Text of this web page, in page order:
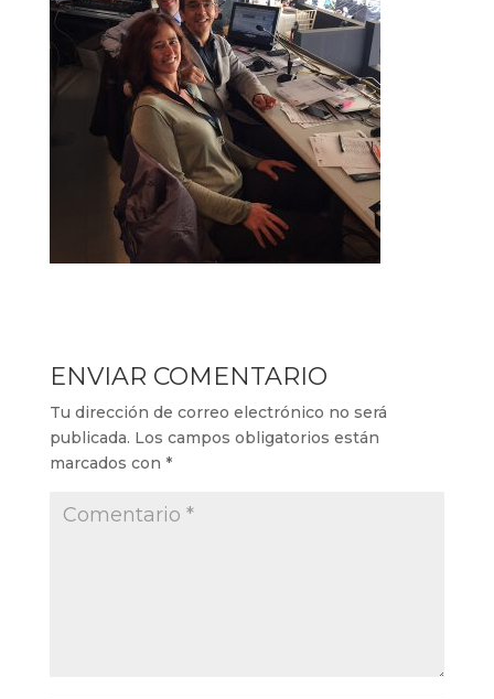
ENVIAR COMENTARIO
Tu dirección de correo electrónico no será
publicada. Los campos obligatorios están
marcados con *